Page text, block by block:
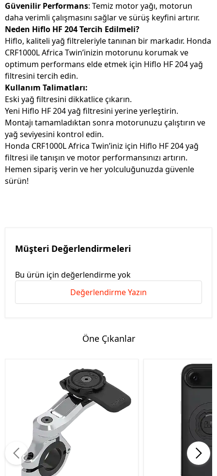
Güvenilir Performans: Temiz motor yağı, motorun
daha verimli çalışmasını sağlar ve sürüş keyfini artırır.
Neden Hiflo HF 204 Tercih Edilmeli?
Hiflo, kaliteli yağ filtreleriyle tanınan bir markadır. Honda
CRF1000L Africa Twin’inizin motorunu korumak ve
optimum performans elde etmek için Hiflo HF 204 yağ
filtresini tercih edin.
Kullanım Talimatları:
Eski yağ filtresini dikkatlice çıkarın.
Yeni Hiflo HF 204 yağ filtresini yerine yerleştirin.
Montajı tamamladıktan sonra motorunuzu çalıştırın ve
yağ seviyesini kontrol edin.
Honda CRF1000L Africa Twin’iniz için Hiflo HF 204 yağ
filtresi ile tanışın ve motor performansınızı artırın.
Hemen sipariş verin ve her yolculuğunuzda güvenle
sürün!
Müşteri Değerlendirmeleri
Bu ürün için değerlendirme yok
Değerlendirme Yazın
Öne Çıkanlar